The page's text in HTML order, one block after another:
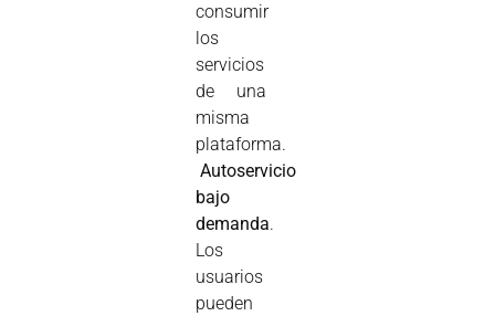
consumir
los
servicios
de una
misma
plataforma.
Autoservicio
bajo
demanda.
Los
usuarios
pueden